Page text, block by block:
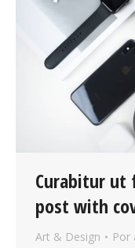
Curabitur ut
post with
Art & Design Por